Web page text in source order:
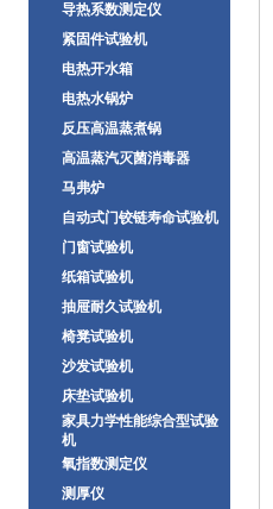
导热系数测定仪
紧固件试验机
电热开水箱
电热水锅炉
反压高温蒸煮锅
高温蒸汽灭菌消毒器
马弗炉
自动式门铰链寿命试验机
门窗试验机
纸箱试验机
抽屉耐久试验机
椅凳试验机
沙发试验机
床垫试验机
家具力学性能综合型试验
机
氧指数测定仪
测厚仪